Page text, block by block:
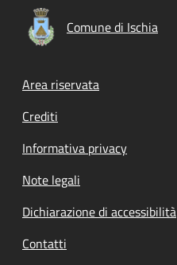
Comune di Ischia
Footer menu
Area riservata
Crediti
Informativa privacy
Note legali
Dichiarazione di accessibilità
Contatti